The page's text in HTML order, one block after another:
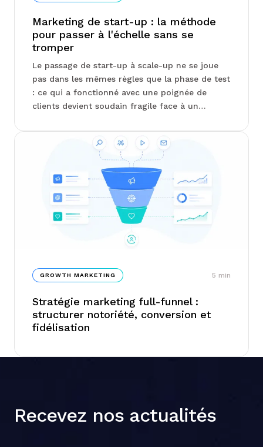
Marketing de start-up : la méthode
pour passer à l'échelle sans se
tromper
Le passage de start-up à scale-up ne se joue
pas dans les mêmes règles que la phase de test
: ce qui a fonctionné avec une poignée de
clients devient soudain fragile face à un
structuration d'équipe, arbitrage entre
acquisition et fidélisation : les leviers à
actionner ne sont pas ceux qu'on croit, et
l'équipe Junto détaille les pièges les plus
fréquents à ce stade...
GROWTH MARKETING 5 min
Stratégie marketing full-funnel :
structurer notoriété, conversion et
fidélisation
Recevez nos actualités